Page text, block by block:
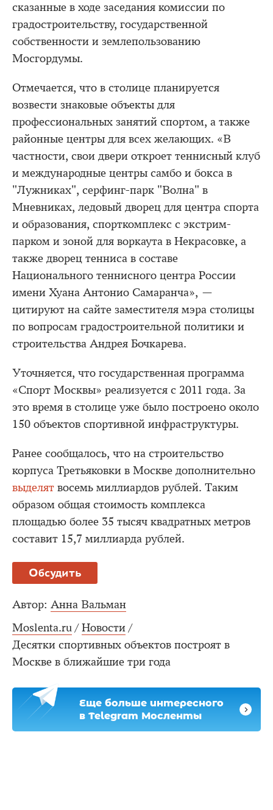
сказанные в ходе заседания комиссии по
градостроительству, государственной
собственности и землепользованию
Мосгордумы.
Отмечается, что в столице планируется
возвести знаковые объекты для
профессиональных занятий спортом, а также
районные центры для всех желающих. «В
частности, свои двери откроет теннисный клуб
и международные центры самбо и бокса в
"Лужниках", серфинг-парк "Волна" в
Мневниках, ледовый дворец для центра спорта
и образования, спорткомплекс с экстрим-
парком и зоной для воркаута в Некрасовке, а
также дворец тенниса в составе
Национального теннисного центра России
имени Хуана Антонио Самаранча», —
цитируют на сайте заместителя мэра столицы
по вопросам градостроительной политики и
строительства Андрея Бочкарева.
Уточняется, что государственная программа
«Спорт Москвы» реализуется с 2011 года. За
это время в столице уже было построено около
150 объектов спортивной инфраструктуры.
Ранее сообщалось, что на строительство
корпуса Третьяковки в Москве дополнительно
выделят восемь миллиардов рублей. Таким
образом общая стоимость комплекса
площадью более 35 тысяч квадратных метров
составит 15,7 миллиарда рублей.
Обсудить
Автор: Анна Вальман
Moslenta.ru / Новости /
Десятки спортивных объектов построят в
Москве в ближайшие три года
Еще больше интересного
в Telegram Мосленты